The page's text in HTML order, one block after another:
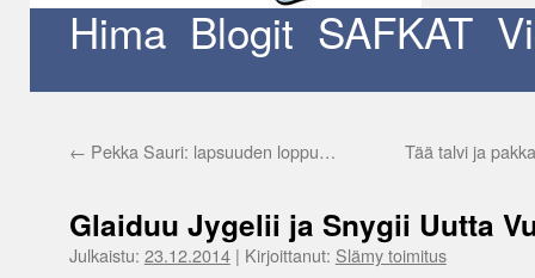
Hima Blogit SAFKAT
← Pekka Sauri: lapsuuden loppu… Tää talvi ja
Glaiduu Jygelii ja Snygii Uutta
Julkaistu: 23.12.2014| Kirjoittanut: Slämy toimitus